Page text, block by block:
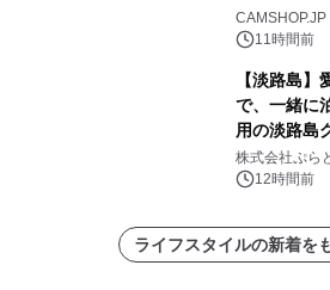
CAMSHOP.JP
11時間前
【淡路島
で、一緒に
用の淡路島
プール グラ
スの2施設で
株式会社ぷら
12時間前
ライフスタイルの新着を